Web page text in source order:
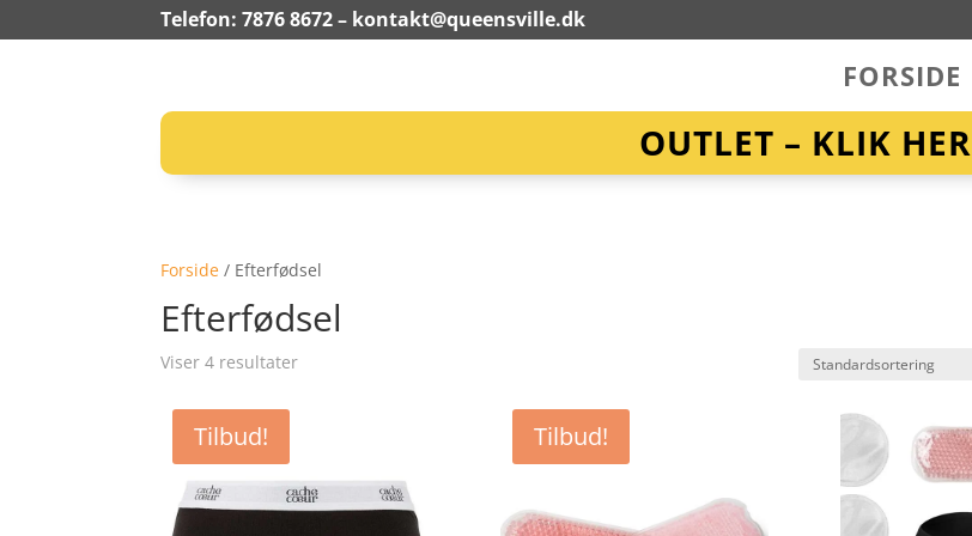
Telefon: 7876 8672 – kontakt@queensville.dk
FORSIDE
OUTLET – KLIK HER
Forside / Efterfødsel
Efterfødsel
Viser 4 resultater
Tilbud! Tilbud!